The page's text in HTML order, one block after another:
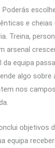
Poderás
e cheias
Treina,
arsenal
da equipa
algo sobre
nos
objetivos
equipa